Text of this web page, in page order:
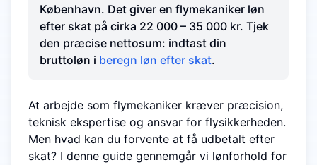
København. Det giver en flymekaniker løn
efter skat på cirka 22 000 – 35 000 kr. Tjek
den præcise nettosum: indtast din
bruttoløn i beregn løn efter skat.
At arbejde som flymekaniker kræver præcision,
teknisk ekspertise og ansvar for flysikkerheden.
Men hvad kan du forvente at få udbetalt efter
skat? I denne guide gennemgår vi lønforhold for